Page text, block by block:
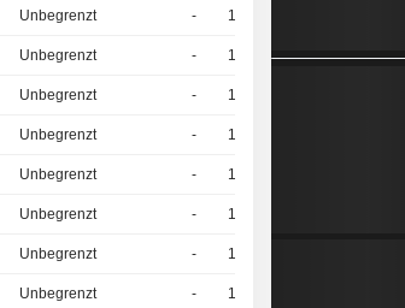
Unbegrenzt - 10
Unbegrenzt - 10 -EUR
Unbegrenzt - 10
Unbegrenzt - 10
Unbegrenzt - 10
Unbegrenzt - 10
Unbegrenzt - 10
Unbegrenzt - 10